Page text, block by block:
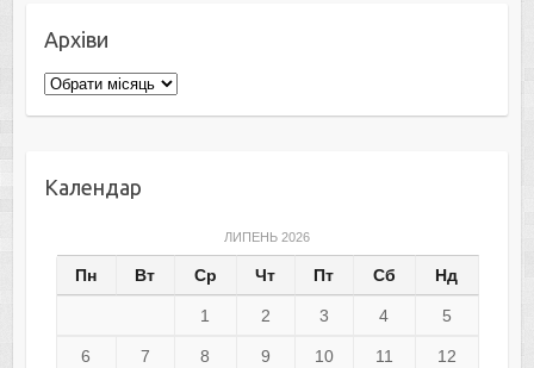
Архіви
Архіви
Календар
ЛИПЕНЬ 2026
Пн Вт Ср Чт Пт Сб Нд
1 2 3 4 5
6 7 8 9 10 11 12